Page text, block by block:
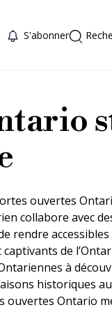
S'abonner
ouvertes
collabore avec
rendre
de
à
historiques
ouvertes Ontario